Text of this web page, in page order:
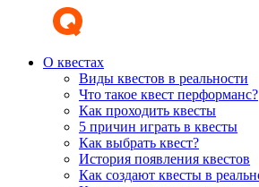
О квестах
Виды квестов в реальности
Что такое квест перформанс?
Как проходить квесты
5 причин играть в квесты
Как выбрать квест?
История появления квестов
Как создают квесты в